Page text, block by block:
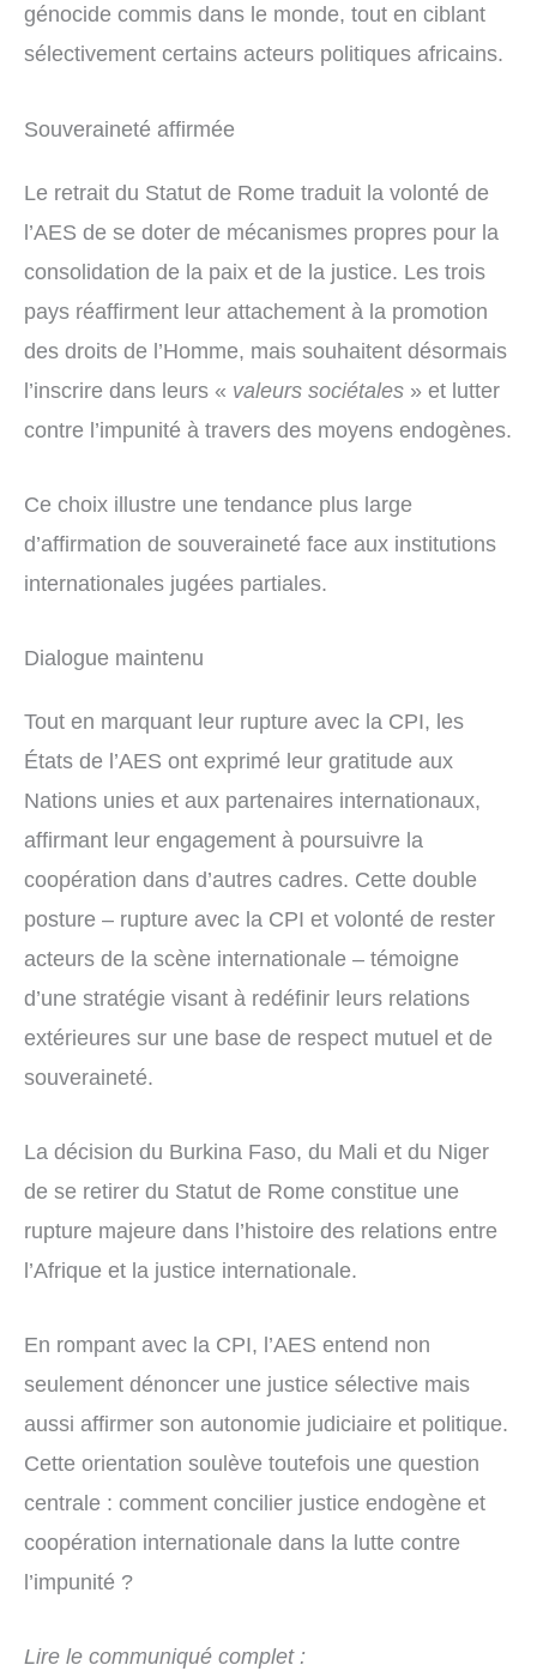
génocide commis dans le monde, tout en ciblant
sélectivement certains acteurs politiques africains.
Souveraineté affirmée
Le retrait du Statut de Rome traduit la volonté de
l’AES de se doter de mécanismes propres pour la
consolidation de la paix et de la justice. Les trois
pays réaffirment leur attachement à la promotion
des droits de l’Homme, mais souhaitent désormais
l’inscrire dans leurs « valeurs sociétales » et lutter
contre l’impunité à travers des moyens endogènes.
Ce choix illustre une tendance plus large
d’affirmation de souveraineté face aux institutions
internationales jugées partiales.
Dialogue maintenu
Tout en marquant leur rupture avec la CPI, les
États de l’AES ont exprimé leur gratitude aux
Nations unies et aux partenaires internationaux,
affirmant leur engagement à poursuivre la
coopération dans d’autres cadres. Cette double
posture – rupture avec la CPI et volonté de rester
acteurs de la scène internationale – témoigne
d’une stratégie visant à redéfinir leurs relations
extérieures sur une base de respect mutuel et de
souveraineté.
La décision du Burkina Faso, du Mali et du Niger
de se retirer du Statut de Rome constitue une
rupture majeure dans l’histoire des relations entre
l’Afrique et la justice internationale.
En rompant avec la CPI, l’AES entend non
seulement dénoncer une justice sélective mais
aussi affirmer son autonomie judiciaire et politique.
Cette orientation soulève toutefois une question
centrale : comment concilier justice endogène et
coopération internationale dans la lutte contre
l’impunité ?
Lire le communiqué complet :